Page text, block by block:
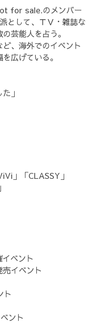
for sale.のメンバー
として、ＴＶ・雑誌な
芸能人を占う。
、海外でのイベント
広げている。
」
」「CLASSY」
ベント
イベント
ト
ント